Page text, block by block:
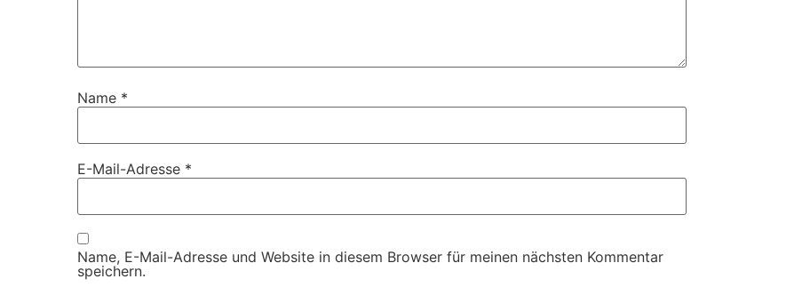
Name *
E-Mail-Adresse *
Name, E-Mail-Adresse und Website in diesem Browser für meinen nächsten Kommentar
speichern.